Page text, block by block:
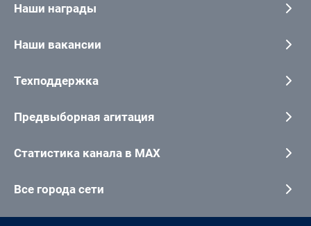
Наши награды
Наши вакансии
Техподдержка
Предвыборная агитация
Статистика канала в MAX
Все города сети